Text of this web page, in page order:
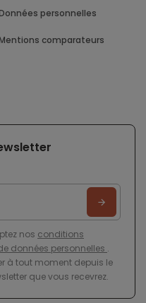
Données personnelles
Mentions comparateurs
nos conditions
données personnelles .
à tout moment depuis le
que vous recevrez.